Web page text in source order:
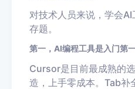
对技术人员来说，学会
存题。
第一，AI编程工具是入门第一
Cursor是目前最成熟的
造，上手零成本。Tab